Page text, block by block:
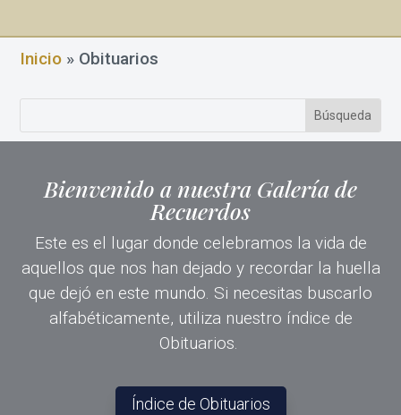
Inicio » Obituarios
Bienvenido a nuestra Galería de
Recuerdos
Este es el lugar donde celebramos la vida de
aquellos que nos han dejado y recordar la huella
que dejó en este mundo. Si necesitas buscarlo
alfabéticamente, utiliza nuestro índice de
Obituarios.
Índice de Obituarios